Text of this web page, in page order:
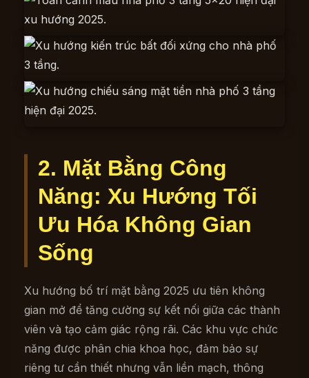
2. Mặt Bằng Công
Năng: Xu Hướng Tối
Ưu Hóa Không Gian
Sống
Xu hướng bố trí mặt bằng 2025 ưu tiên không
gian mở để tăng cường sự kết nối giữa các thành
viên và tạo cảm giác rộng rãi. Các khu vực chức
năng được phân chia khoa học, đảm bảo sự
riêng tư cần thiết nhưng vẫn liền mạch, thông